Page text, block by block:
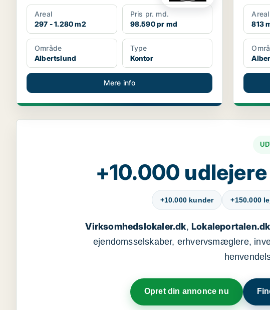
Areal
297 - 1.280 m2
Pris pr. md.
98.590 pr md
Område
Albertslund
Type
Kontor
Mere info
Areal
813
+10.000
+10.000 kunder +150.000
Virksomhedslokaler.dk, Lokaleportalen.dk
ejendomsselskaber, erhvervsmæglere,
Opret din annonce nu